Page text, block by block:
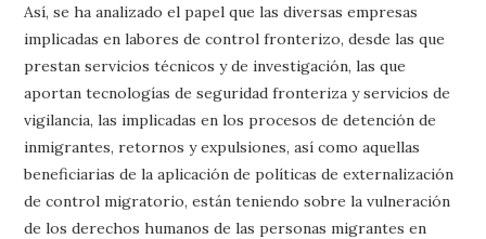
Así, se ha analizado el papel que las diversas empresas
implicadas en labores de control fronterizo, desde las que
prestan servicios técnicos y de investigación, las que
aportan tecnologías de seguridad fronteriza y servicios de
vigilancia, las implicadas en los procesos de detención de
inmigrantes, retornos y expulsiones, así como aquellas
beneficiarias de la aplicación de políticas de externalización
de control migratorio, están teniendo sobre la vulneración
de los derechos humanos de las personas migrantes en